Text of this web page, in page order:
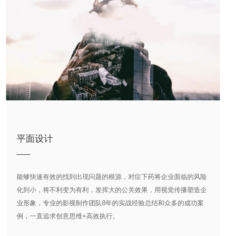
平面设计
能够快速有效的找到出现问题的根源，对症下药将企业面临的风险
化到小，将不利变为有利，发挥大的公关效果，用视觉传播塑造企
业形象，专业的影视制作团队8年的实战经验总结和众多的成功案
例，一直追求创意思维+高效执行。